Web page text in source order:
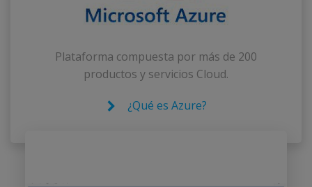
Plataforma compuesta por más de 200
productos y servicios Cloud.
¿Qué es Azure?